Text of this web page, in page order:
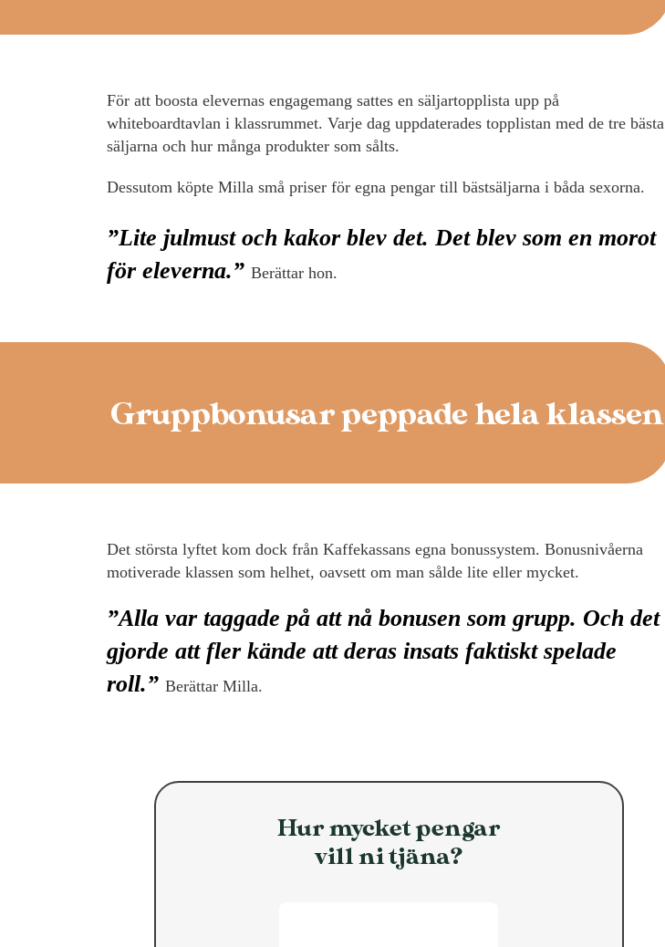
För att boosta elevernas engagemang sattes en säljartopplista upp på
whiteboardtavlan i klassrummet. Varje dag uppdaterades topplistan med de tre bästa
säljarna och hur många produkter som sålts.
Dessutom köpte Milla små priser för egna pengar till bästsäljarna i båda sexorna.
”Lite julmust och kakor blev det. Det blev som en morot
för eleverna.” Berättar hon.
Gruppbonusar peppade hela klassen
Det största lyftet kom dock från Kaffekassans egna bonussystem. Bonusnivåerna
motiverade klassen som helhet, oavsett om man sålde lite eller mycket.
”Alla var taggade på att nå bonusen som grupp. Och det
gjorde att fler kände att deras insats faktiskt spelade
roll.” Berättar Milla.
Hur mycket pengar
vill ni tjäna?